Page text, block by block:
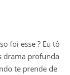
foi esse ? Eu tô
drama profunda
te prende de